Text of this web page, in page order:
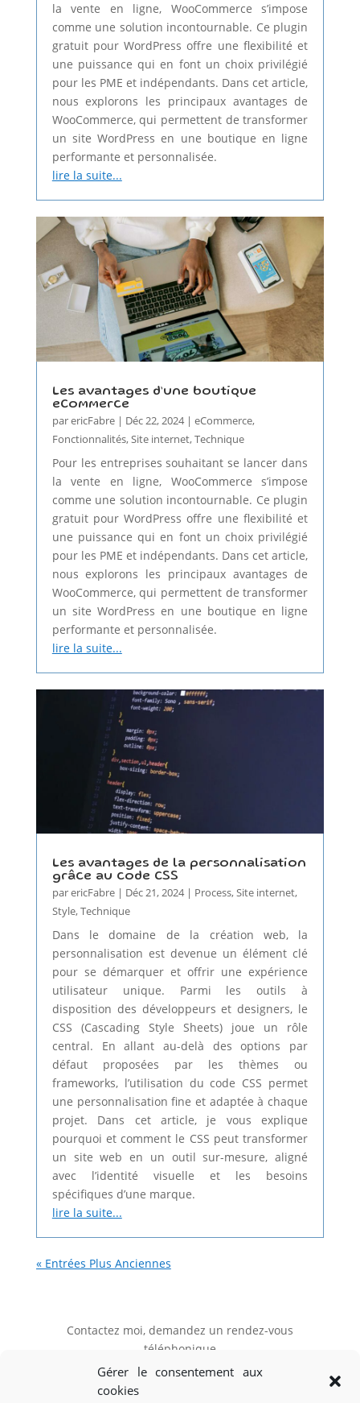
Gérer le consentement aux
cookies
la vente en ligne, WooCommerce s’impose
comme une solution incontournable. Ce plugin
gratuit pour WordPress offre une flexibilité et
une puissance qui en font un choix privilégié
pour les PME et indépendants. Dans cet article,
nous explorons les principaux avantages de
WooCommerce, qui permettent de transformer
un site WordPress en une boutique en ligne
performante et personnalisée.
lire la suite...
Les avantages d’une boutique
eCommerce
parericFabre| Déc 22, 2024| eCommerce,
Fonctionnalités, Site internet,Technique
Pour les entreprises souhaitant se lancer dans
la vente en ligne, WooCommerce s’impose
comme une solution incontournable. Ce plugin
gratuit pour WordPress offre une flexibilité et
une puissance qui en font un choix privilégié
pour les PME et indépendants. Dans cet article,
nous explorons les principaux avantages de
WooCommerce, qui permettent de transformer
un site WordPress en une boutique en ligne
performante et personnalisée.
lire la suite...
Les avantages de la personnalisation
grâce au code CSS
parericFabre| Déc 21, 2024| Process,Site internet,
Style,Technique
Dans le domaine de la création web, la
personnalisation est devenue un élément clé
pour se démarquer et offrir une expérience
utilisateur unique. Parmi les outils à
disposition des développeurs et designers, le
CSS (Cascading Style Sheets) joue un rôle
central. En allant au-delà des options par
défaut proposées par les thèmes ou
frameworks, l’utilisation du code CSS permet
une personnalisation fine et adaptée à chaque
projet. Dans cet article, je vous explique
pourquoi et comment le CSS peut transformer
un site web en un outil sur-mesure, aligné
avec l’identité visuelle et les besoins
spécifiques d’une marque.
lire la suite...
« Entrées Plus Anciennes
Contactez moi, demandez un rendez-vous
téléphonique